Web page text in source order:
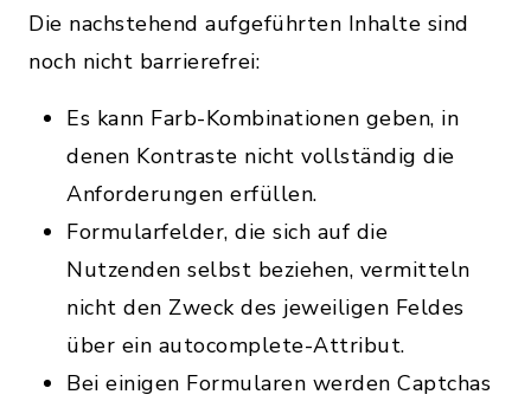
Die nachstehend aufgeführten Inhalte sind
noch nicht barrierefrei:
Es kann Farb-Kombinationen geben, in
denen Kontraste nicht vollständig die
Anforderungen erfüllen.
Formularfelder, die sich auf die
Nutzenden selbst beziehen, vermitteln
nicht den Zweck des jeweiligen Feldes
über ein autocomplete-Attribut.
Bei einigen Formularen werden Captchas